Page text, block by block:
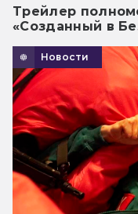
Трейлер
«Созданный в
Новости